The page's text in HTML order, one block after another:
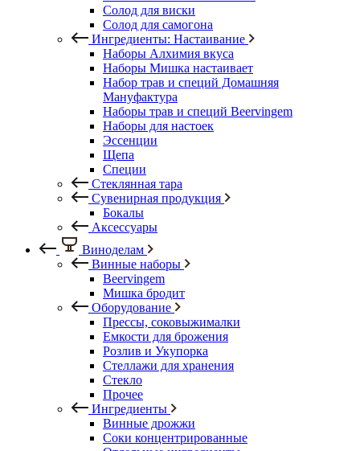
Солод для виски
Солод для самогона
Ингредиенты: Настаивание
Наборы Алхимия вкуса
Наборы Мишка настаивает
Набор трав и специй Домашняя
Мануфактура
Наборы трав и специй Beervingem
Наборы для настоек
Эссенции
Щепа
Специи
Стеклянная тара
Сувенирная продукция
Бокалы
Аксессуары
Виноделам
Винные наборы
Beervingem
Мишка бродит
Оборудование
Прессы, соковыжималки
Емкости для брожения
Розлив и Укупорка
Стеллажи для хранения
Стекло
Прочее
Ингредиенты
Винные дрожжи
Соки концентрированные